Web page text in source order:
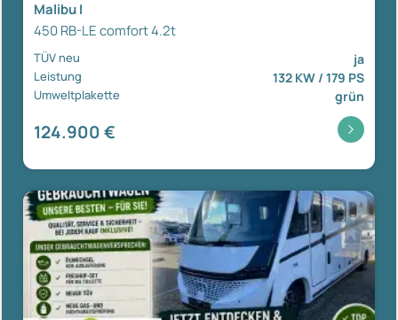
Malibu I
450 RB-LE comfort 4.2t
TÜV neu ja
Leistung 132 KW / 179 PS
Umweltplakette grün
124.900 €